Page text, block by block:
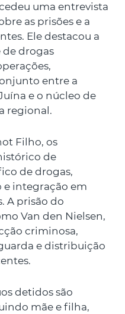
uma entrevista
as prisões e a
Ele destacou a
drogas
entre a
e o núcleo de
regional.
Filho, os
de
de drogas,
e integração em
A prisão do
Van den Nielsen,
criminosa,
e distribuição
detidos são
mãe e filha,